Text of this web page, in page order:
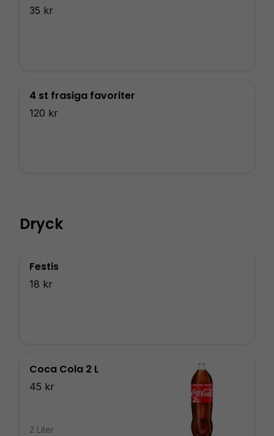
35 kr
4 st frasiga favoriter
120 kr
Dryck
Festis
18 kr
Coca Cola 2 L
45 kr
2 Liter